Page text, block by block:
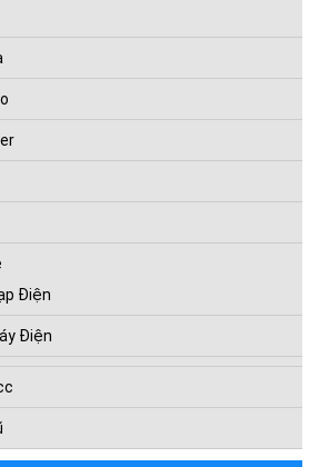
Điện
Điện